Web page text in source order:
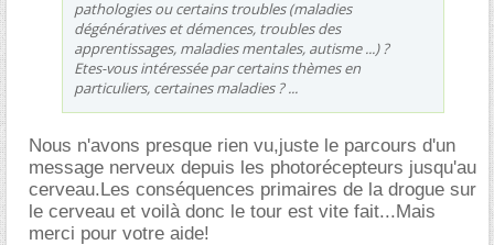
pathologies ou certains troubles (maladies
dégénératives et démences, troubles des
apprentissages, maladies mentales, autisme ...) ?
Etes-vous intéressée par certains thèmes en
particuliers, certaines maladies ? ...
Nous n'avons presque rien vu,juste le parcours d'un
message nerveux depuis les photorécepteurs jusqu'au
cerveau.Les conséquences primaires de la drogue sur
le cerveau et voilà donc le tour est vite fait...Mais
merci pour votre aide!